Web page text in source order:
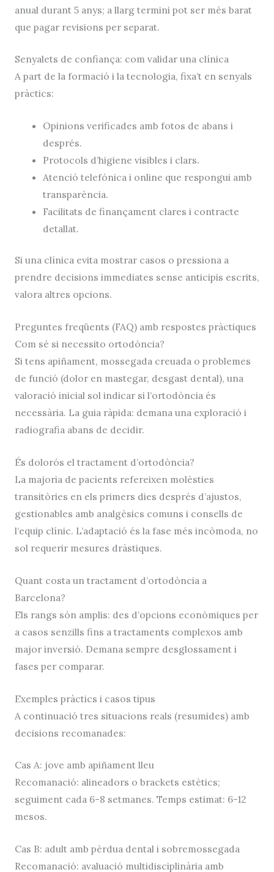
anual durant 5 anys; a llarg termini pot ser més barat
que pagar revisions per separat.
Senyalets de confiança: com validar una clínica
A part de la formació i la tecnologia, fixa’t en senyals
pràctics:
Opinions verificades amb fotos de abans i
després.
Protocols d’higiene visibles i clars.
Atenció telefònica i online que respongui amb
transparència.
Facilitats de finançament clares i contracte
detallat.
Si una clínica evita mostrar casos o pressiona a
prendre decisions immediates sense anticipis escrits,
valora altres opcions.
Preguntes freqüents (FAQ) amb respostes pràctiques
Com sé si necessito ortodòncia?
Si tens apiñament, mossegada creuada o problemes
de funció (dolor en mastegar, desgast dental), una
valoració inicial sol indicar si l’ortodòncia és
necessària. La guia ràpida: demana una exploració i
radiografia abans de decidir.
És dolorós el tractament d’ortodòncia?
La majoria de pacients refereixen molèsties
transitòries en els primers dies després d’ajustos,
gestionables amb analgèsics comuns i consells de
l’equip clínic. L’adaptació és la fase més incòmoda, no
sol requerir mesures dràstiques.
Quant costa un tractament d’ortodòncia a
Barcelona?
Els rangs són amplis: des d’opcions econòmiques per
a casos senzills fins a tractaments complexos amb
major inversió. Demana sempre desglossament i
fases per comparar.
Exemples pràctics i casos tipus
A continuació tres situacions reals (resumides) amb
decisions recomanades:
Cas A: jove amb apiñament lleu
Recomanació: alineadors o brackets estètics;
seguiment cada 6-8 setmanes. Temps estimat: 6-12
mesos.
Cas B: adult amb pèrdua dental i sobremossegada
Recomanació: avaluació multidisciplinària amb